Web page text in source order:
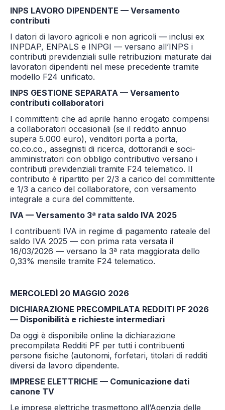
INPS LAVORO DIPENDENTE — Versamento
contributi
I datori di lavoro agricoli e non agricoli — inclusi ex
INPDAP, ENPALS e INPGI — versano all’INPS i
contributi previdenziali sulle retribuzioni maturate dai
lavoratori dipendenti nel mese precedente tramite
modello F24 unificato.
INPS GESTIONE SEPARATA — Versamento
contributi collaboratori
I committenti che ad aprile hanno erogato compensi
a collaboratori occasionali (se il reddito annuo
supera 5.000 euro), venditori porta a porta,
co.co.co., assegnisti di ricerca, dottorandi e soci-
amministratori con obbligo contributivo versano i
contributi previdenziali tramite F24 telematico. Il
contributo è ripartito per 2/3 a carico del committente
e 1/3 a carico del collaboratore, con versamento
integrale a cura del committente.
IVA — Versamento 3ª rata saldo IVA 2025
I contribuenti IVA in regime di pagamento rateale del
saldo IVA 2025 — con prima rata versata il
16/03/2026 — versano la 3ª rata maggiorata dello
0,33% mensile tramite F24 telematico.
MERCOLEDÌ 20 MAGGIO 2026
DICHIARAZIONE PRECOMPILATA REDDITI PF 2026
— Disponibilità e richieste intermediari
Da oggi è disponibile online la dichiarazione
precompilata Redditi PF per tutti i contribuenti
persone fisiche (autonomi, forfetari, titolari di redditi
diversi da lavoro dipendente.
IMPRESE ELETTRICHE — Comunicazione dati
canone TV
Le imprese elettriche trasmettono all’Agenzia delle